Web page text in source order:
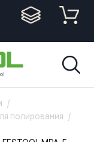
полирования